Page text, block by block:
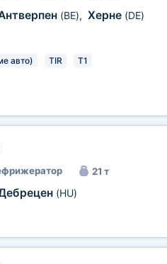
(BE), Херне (DE)
авто) TIR T1
21 т
(HU)